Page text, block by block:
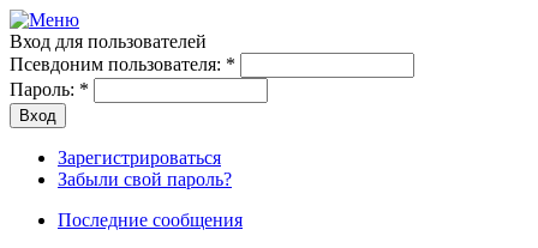
Вход для пользователей
Псевдоним пользователя: *
Пароль: *
Зарегистрироваться
Забыли свой пароль?
Последние сообщения